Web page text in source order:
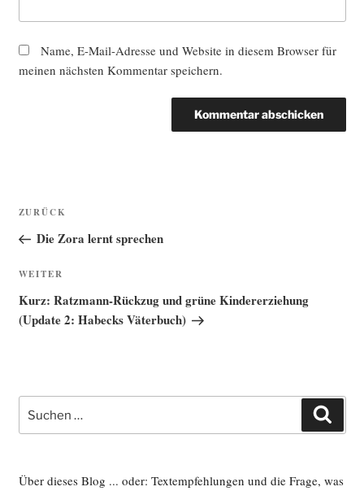
Name, E-Mail-Adresse und Website in diesem Browser für
meinen nächsten Kommentar speichern.
Beitragsnavigation
Vorheriger
Beitrag
ZURÜCK
Die Zora lernt sprechen
Nächster
Beitrag
WEITER
Kurz: Ratzmann-Rückzug und grüne Kindererziehung
(Update 2: Habecks Väterbuch)
nach:
Über dieses Blog ... oder: Textempfehlungen und die Frage, was